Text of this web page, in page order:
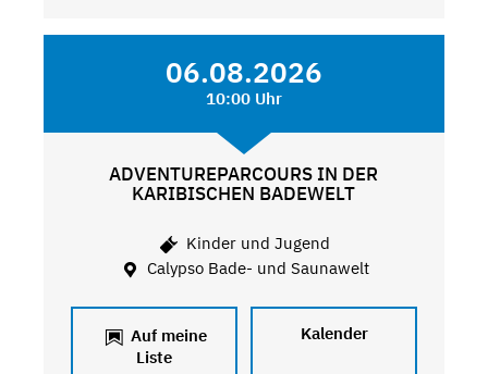
06.08.2026
10:00 Uhr
ADVENTUREPARCOURS IN DER
KARIBISCHEN BADEWELT
Kinder und Jugend
Calypso Bade- und Saunawelt
Auf meine
Liste
Kalender